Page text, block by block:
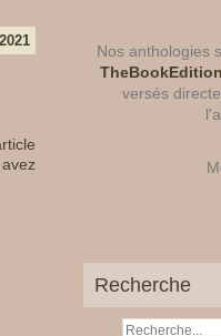
Nos anthologies
TheBookEdition
versés
Recherche